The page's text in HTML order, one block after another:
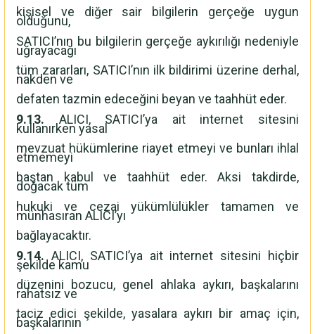
kişisel ve diğer sair bilgilerin gerçeğe uygun
olduğunu,
SATICI’nın bu bilgilerin gerçeğe aykırılığı nedeniyle
uğrayacağı
tüm zararları, SATICI’nın ilk bildirimi üzerine derhal,
nakden ve
defaten tazmin edeceğini beyan ve taahhüt eder.
9.13. ALICI, SATICI’ya ait internet sitesini
kullanırken yasal
mevzuat hükümlerine riayet etmeyi ve bunları ihlal
etmemeyi
baştan kabul ve taahhüt eder. Aksi takdirde,
doğacak tüm
hukuki ve cezai yükümlülükler tamamen ve
münhasıran ALICI’yı
bağlayacaktır.
9.14. ALICI, SATICI’ya ait internet sitesini hiçbir
şekilde kamu
düzenini bozucu, genel ahlaka aykırı, başkalarını
rahatsız ve
taciz edici şekilde, yasalara aykırı bir amaç için,
başkalarının